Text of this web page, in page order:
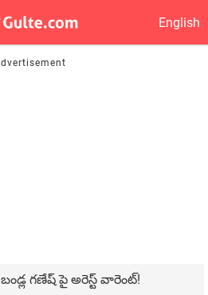
English
బండ్ల గణేష్ పై అరెస్ట్ వారెంట్!